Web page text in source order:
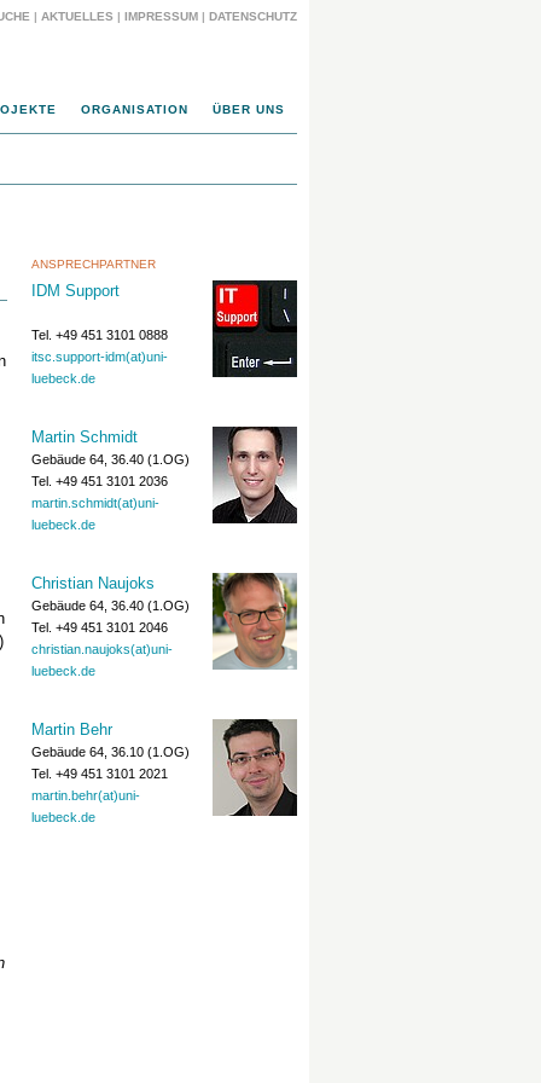
| AKTUELLES | IMPRESSUM | DATENSCHUTZ
ORGANISATION ÜBER UNS
ANSPRECHPARTNER
IDM Support
Tel. +49 451 3101 0888
itsc.support-idm(at)uni-
luebeck.de
Martin Schmidt
Gebäude 64, 36.40 (1.OG)
Tel. +49 451 3101 2036
martin.schmidt(at)uni-
luebeck.de
Christian Naujoks
Gebäude 64, 36.40 (1.OG)
Tel. +49 451 3101 2046
christian.naujoks(at)uni-
luebeck.de
Martin Behr
Gebäude 64, 36.10 (1.OG)
Tel. +49 451 3101 2021
martin.behr(at)uni-
luebeck.de